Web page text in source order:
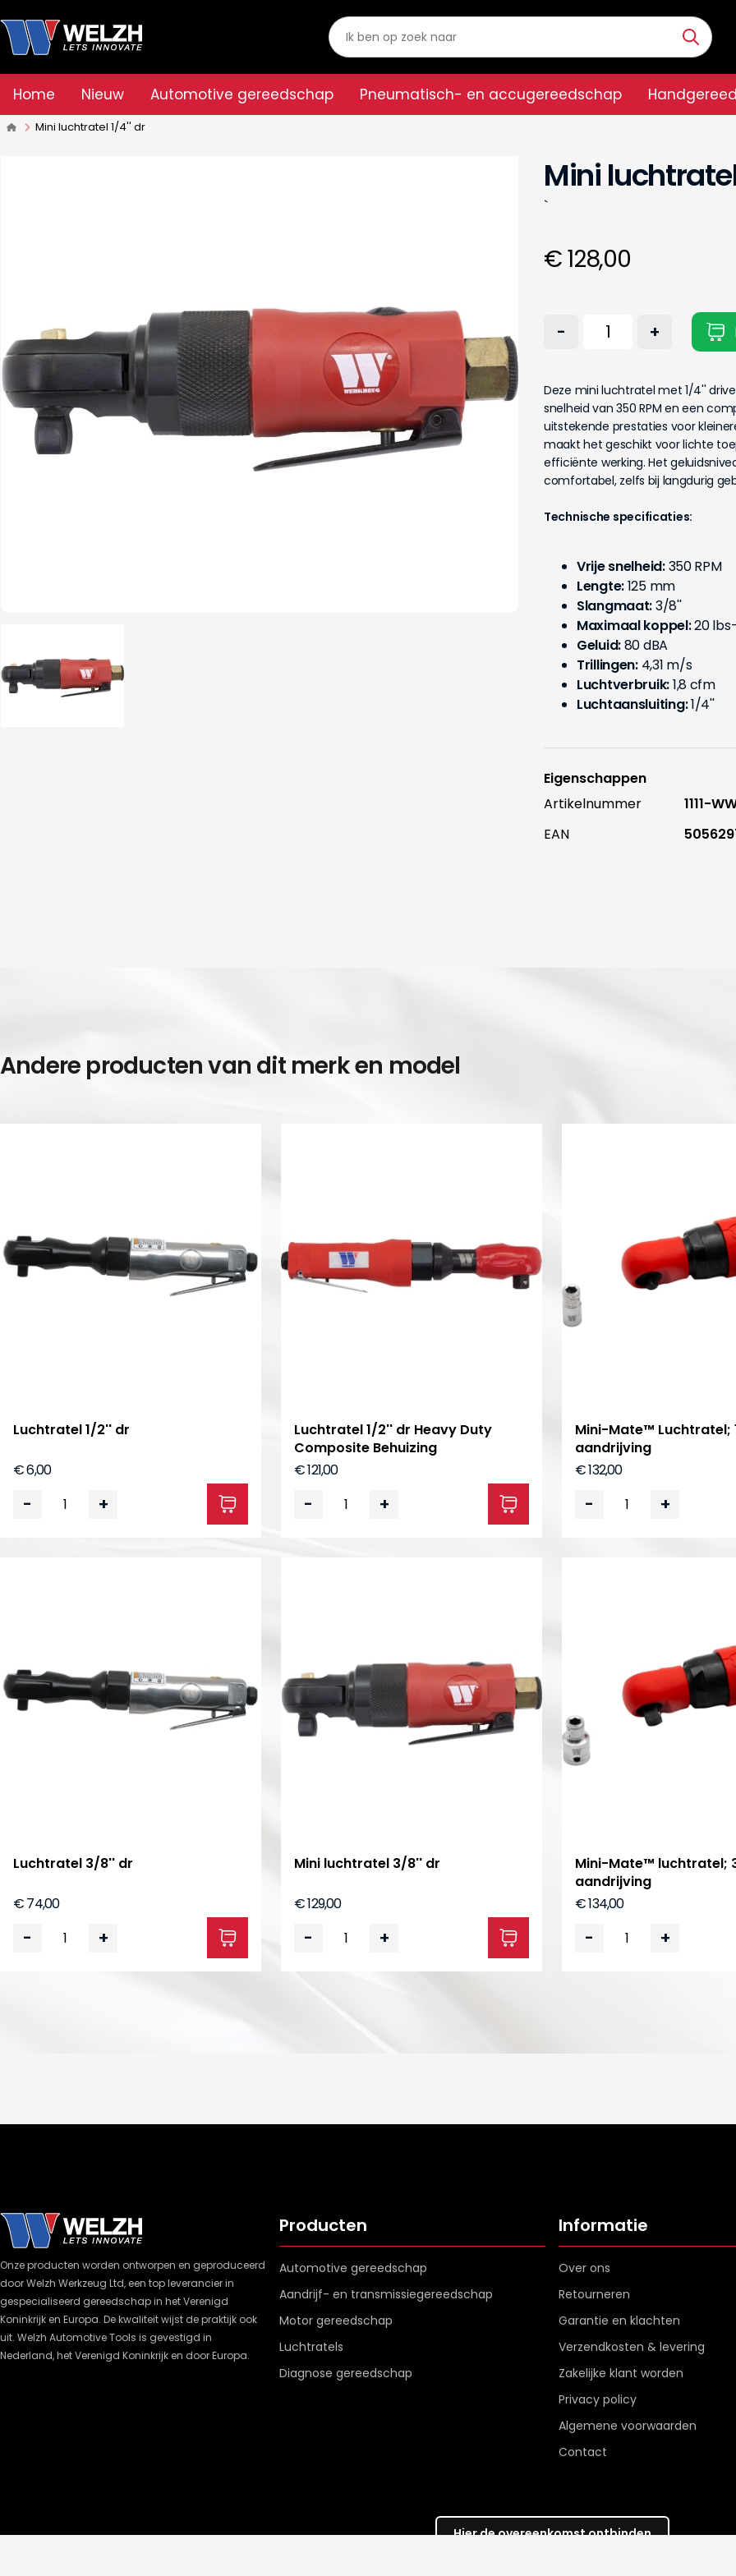
Home Nieuw Automotive gereedschap Pneumatisch- en accugereedschap
Mini luchtratel 1/4'' dr
Mini
`
€ 128,00
- +
Deze mini luchtratel met 1/4''
snelheid van 350 RPM en een
uitstekende prestaties voor
maakt het geschikt voor lichte
efficiënte werking. Het
comfortabel, zelfs bij langdurig
Technische specificaties:
Vrije snelheid:350 RPM
Lengte:125 mm
Slangmaat:3/8''
Maximaal koppel:20
Geluid:80 dBA
Trillingen:4,31 m/s
Luchtverbruik:1,8 cfm
Luchtaansluiting:1/4''
Eigenschappen
Artikelnummer
1111-
EAN
Andere producten van dit merk en model
Luchtratel 1/2'' dr
€ 6,00
- +
Luchtratel 1/2'' dr Heavy Duty
Composite Behuizing
€ 121,00
- +
Mini-Mate™ Luchtratel;
aandrijving
€ 132,00
- +
Luchtratel 3/8'' dr
€ 74,00
- +
Mini luchtratel 3/8'' dr
€ 129,00
- +
Mini-Mate™ luchtratel;
aandrijving
€ 134,00
- +
Onze producten worden ontworpen en geproduceerd
door Welzh Werkzeug Ltd, een top leverancier in
gespecialiseerd gereedschap in het Verenigd
Koninkrijk en Europa. De kwaliteit wijst de praktijk ook
uit. Welzh Automotive Tools is gevestigd in
Nederland, het Verenigd Koninkrijk en door Europa.
Producten
Automotive gereedschap
Aandrijf- en transmissiegereedschap
Motor gereedschap
Luchtratels
Diagnose gereedschap
Informatie
Over ons
Retourneren
Garantie en klachten
Verzendkosten & levering
Zakelijke klant worden
Privacy policy
Algemene voorwaarden
Contact
Hier de overeenkomst ontbinden